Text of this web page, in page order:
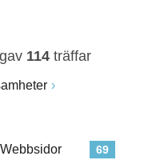
gav 114 träffar
69
Webbsidor